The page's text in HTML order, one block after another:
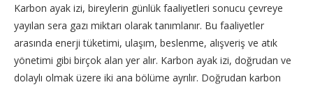
Karbon ayak izi, bireylerin günlük faaliyetleri sonucu çevreye
yayılan sera gazı miktarı olarak tanımlanır. Bu faaliyetler
arasında enerji tüketimi, ulaşım, beslenme, alışveriş ve atık
yönetimi gibi birçok alan yer alır. Karbon ayak izi, doğrudan ve
dolaylı olmak üzere iki ana bölüme ayrılır. Doğrudan karbon